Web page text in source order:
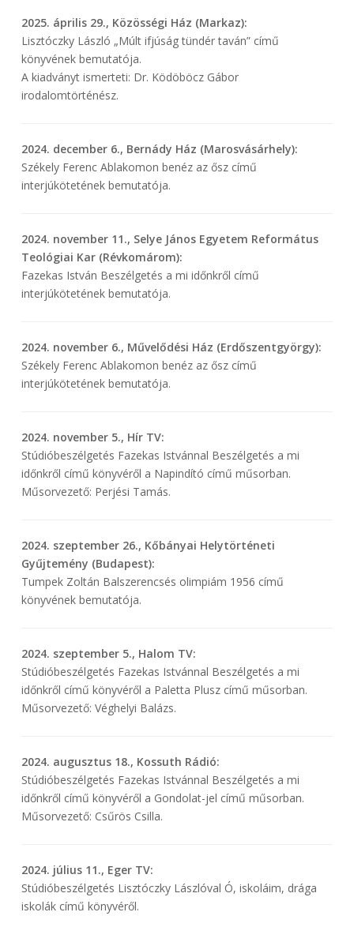
2025. április 29., Közösségi Ház (Markaz):
Lisztóczky László „Múlt ifjúság tündér taván” című
könyvének bemutatója.
A kiadványt ismerteti: Dr. Ködöböcz Gábor
irodalomtörténész.
2024. december 6., Bernády Ház (Marosvásárhely):
Székely Ferenc Ablakomon benéz az ősz című
interjúkötetének bemutatója.
2024. november 11., Selye János Egyetem Református
Teológiai Kar (Révkomárom):
Fazekas István Beszélgetés a mi időnkről című
interjúkötetének bemutatója.
2024. november 6., Művelődési Ház (Erdőszentgyörgy):
Székely Ferenc Ablakomon benéz az ősz című
interjúkötetének bemutatója.
2024. november 5., Hír TV:
Stúdióbeszélgetés Fazekas Istvánnal Beszélgetés a mi
időnkről című könyvéről a Napindító című műsorban.
Műsorvezető: Perjési Tamás.
2024. szeptember 26., Kőbányai Helytörténeti
Gyűjtemény (Budapest):
Tumpek Zoltán Balszerencsés olimpiám 1956 című
könyvének bemutatója.
2024. szeptember 5., Halom TV:
Stúdióbeszélgetés Fazekas Istvánnal Beszélgetés a mi
időnkről című könyvéről a Paletta Plusz című műsorban.
Műsorvezető: Véghelyi Balázs.
2024. augusztus 18., Kossuth Rádió:
Stúdióbeszélgetés Fazekas Istvánnal Beszélgetés a mi
időnkről című könyvéről a Gondolat-jel című műsorban.
Műsorvezető: Csűrös Csilla.
2024. július 11., Eger TV:
Stúdióbeszélgetés Lisztóczky Lászlóval Ó, iskoláim, drága
iskolák című könyvéről.